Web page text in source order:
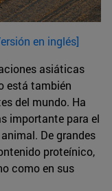
en inglés]
asiáticas
está también
del mundo. Ha
importante para el
De grandes
proteínico,
como en sus